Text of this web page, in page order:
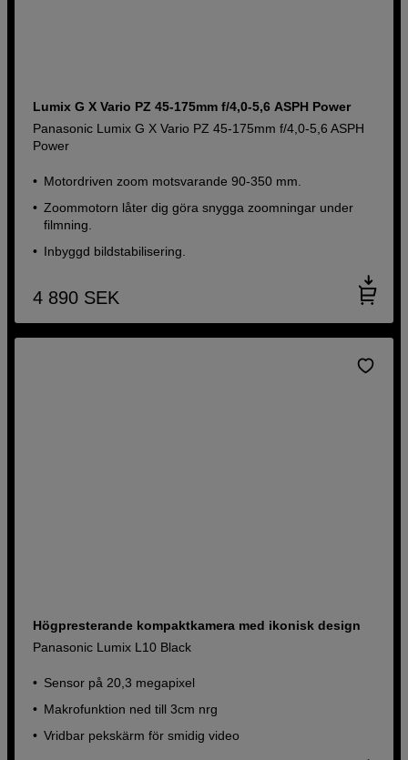
Lumix G X Vario PZ 45-175mm f/4,0-5,6 ASPH Power
Panasonic Lumix G X Vario PZ 45-175mm f/4,0-5,6 ASPH
Power
Motordriven zoom motsvarande 90-350 mm.
Zoommotorn låter dig göra snygga zoomningar under
filmning.
Inbyggd bildstabilisering.
4 890 SEK
Högpresterande kompaktkamera med ikonisk design
Panasonic Lumix L10 Black
Sensor på 20,3 megapixel
Makrofunktion ned till 3cm nrg
Vridbar pekskärm för smidig video